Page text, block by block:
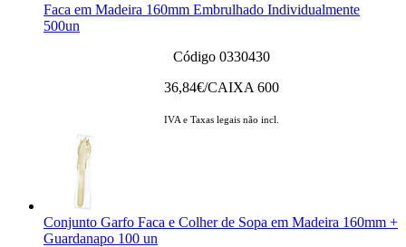
Faca em Madeira 160mm Embrulhado Individualmente
500un
Código 0330430
36,84€/CAIXA 600
IVA e Taxas legais não incl.
Conjunto Garfo Faca e Colher de Sopa em Madeira 160mm +
Guardanapo 100 un